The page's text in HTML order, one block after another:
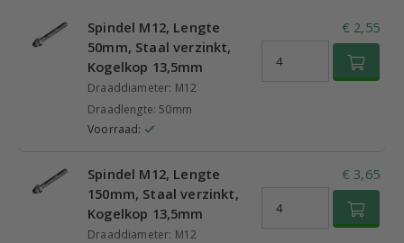
Spindel M12, Lengte
50mm, Staal verzinkt,
Kogelkop 13,5mm
Draaddiameter: M12
Draadlengte: 50mm
Voorraad:
€ 2,55
Spindel M12, Lengte
150mm, Staal verzinkt,
Kogelkop 13,5mm
Draaddiameter: M12
€ 3,65